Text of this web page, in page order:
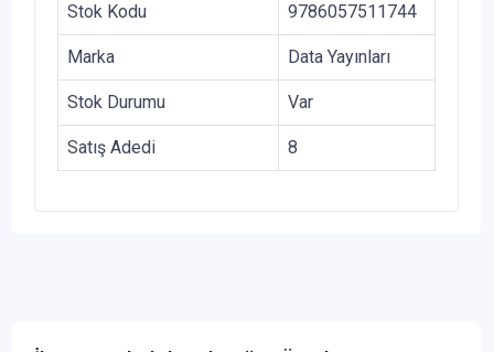
Stok Kodu 9786057511744
Marka Data Yayınları
Stok Durumu Var
Satış Adedi 8